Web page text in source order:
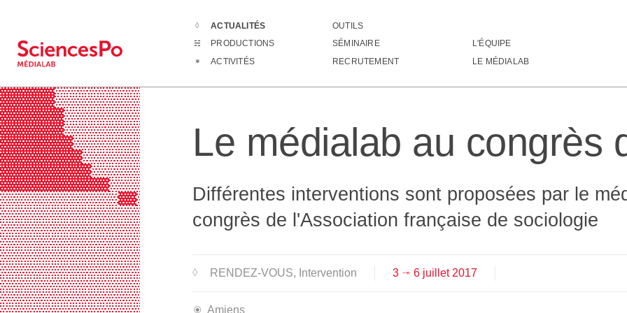
ACTUALITÉS
PRODUCTIONS
ACTIVITÉS
OUTILS
SÉMINAIRE
RECRUTEMENT
L'ÉQUIPE
LE MÉDIALAB
Actualités Le médialab au congrès de l'AFS
Le médialab au congrès
Différentes interventions sont proposées par le
congrès de l'Association française de sociologie
RENDEZ-VOUS, Intervention 3⇥ 6 juillet 2017
Amiens